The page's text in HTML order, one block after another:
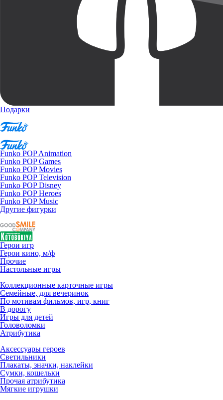
Подарки
Funko POP Animation
Funko POP Games
Funko POP Movies
Funko POP Television
Funko POP Disney
Funko POP Heroes
Funko POP Music
Другие фигурки
Герои игр
Герои кино, м/ф
Прочие
Настольные игры
Коллекционные карточные игры
Семейные, для вечеринок
По мотивам фильмов, игр, книг
В дорогу
Игры для детей
Головоломки
Атрибутика
Аксессуары героев
Светильники
Плакаты, значки, наклейки
Сумки, кошельки
Прочая атрибутика
Мягкие игрушки